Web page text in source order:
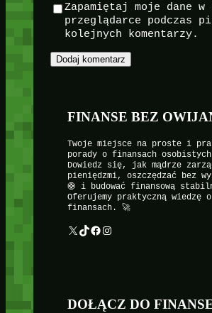
Zapamiętaj moje dane
przeglądarce podczas
kolejnych komentarzy.
FINANSE BEZ
Twoje miejsce na proste i
porady o finansach
Dowiedz się, jak mądrze
pieniędzmi, oszczędzać bez
🛟 i budować finansową
Oferujemy praktyczną wiedzę o
finansach. 🚀
X TikTok Facebook Instagram
DOŁĄCZ DO